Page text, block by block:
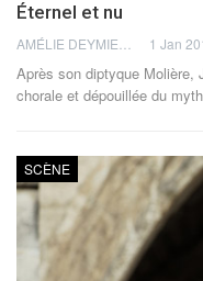
Éternel et nu
1 Jan
Après son diptyque Molière,
chorale et dépouillée du
SCÈNE